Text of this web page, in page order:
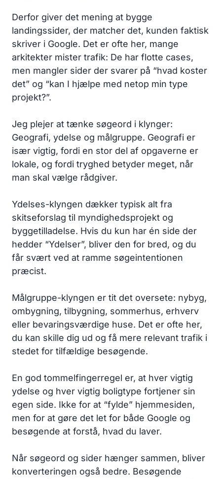
Derfor giver det mening at bygge
landingssider, der matcher det, kunden faktisk
skriver i Google. Det er ofte her, mange
arkitekter mister trafik: De har flotte cases,
men mangler sider der svarer på “hvad koster
det” og “kan I hjælpe med netop min type
projekt?”.
Jeg plejer at tænke søgeord i klynger:
Geografi, ydelse og målgruppe. Geografi er
især vigtig, fordi en stor del af opgaverne er
lokale, og fordi tryghed betyder meget, når
man skal vælge rådgiver.
Ydelses-klyngen dækker typisk alt fra
skitseforslag til myndighedsprojekt og
byggetilladelse. Hvis du kun har én side der
hedder “Ydelser”, bliver den for bred, og du
får svært ved at ramme søgeintentionen
præcist.
Målgruppe-klyngen er tit det oversete: nybyg,
ombygning, tilbygning, sommerhus, erhverv
eller bevaringsværdige huse. Det er ofte her,
du kan skille dig ud og få mere relevant trafik i
stedet for tilfældige besøgende.
En god tommelfingerregel er, at hver vigtig
ydelse og hver vigtig boligtype fortjener sin
egen side. Ikke for at “fylde” hjemmesiden,
men for at gøre det let for både Google og
besøgende at forstå, hvad du laver.
Når søgeord og sider hænger sammen, bliver
konverteringen også bedre. Besøgende